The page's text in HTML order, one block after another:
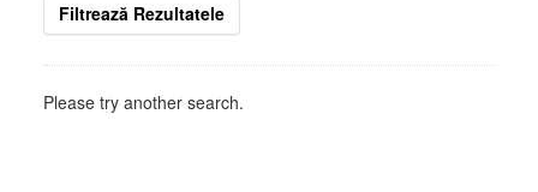
Filtrează Rezultatele
Please try another search.